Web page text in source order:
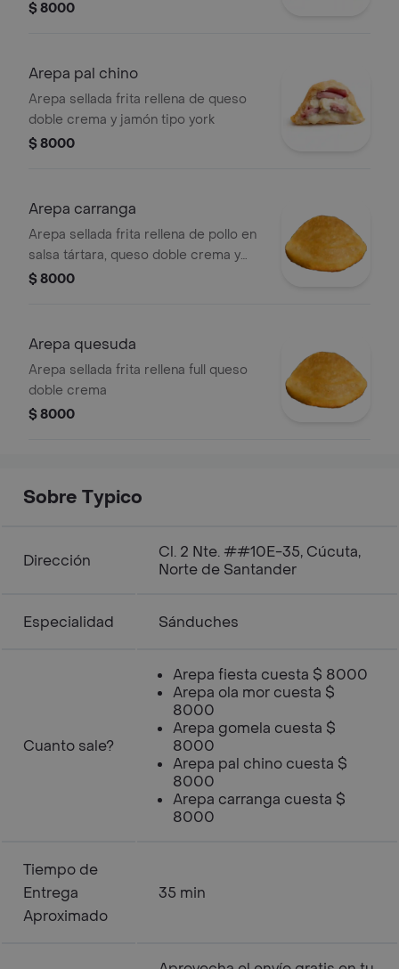
$ 8000
Arepa pal chino
Arepa sellada frita rellena de queso
doble crema y jamón tipo york
$ 8000
Arepa carranga
Arepa sellada frita rellena de pollo en
salsa tártara, queso doble crema y
maíz dulce tierno
$ 8000
Arepa quesuda
Arepa sellada frita rellena full queso
doble crema
$ 8000
Sobre Typico
Dirección
Cl. 2 Nte. ##10E-35, Cúcuta,
Norte de Santander
Especialidad Sánduches
Cuanto sale?
Arepa fiesta cuesta $ 8000
Arepa ola mor cuesta $
8000
Arepa gomela cuesta $
8000
Arepa pal chino cuesta $
8000
Arepa carranga cuesta $
8000
Tiempo de
Entrega
Aproximado
35 min